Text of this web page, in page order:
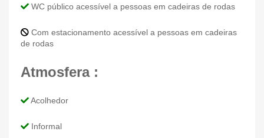
WC público acessível a pessoas em cadeiras de rodas
Com estacionamento acessível a pessoas em cadeiras
de rodas
Atmosfera :
Acolhedor
Informal